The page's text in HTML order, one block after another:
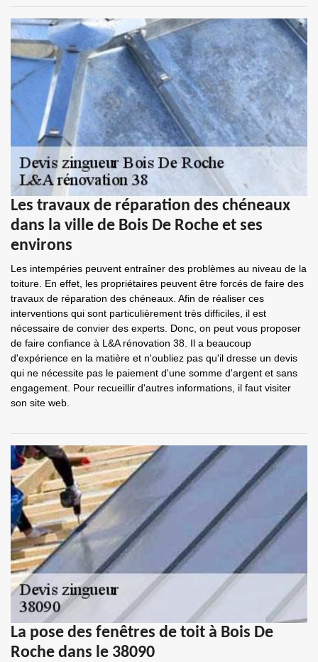
Les travaux de réparation des chéneaux
dans la ville de Bois De Roche et ses
environs
Les intempéries peuvent entraîner des problèmes au niveau de la
toiture. En effet, les propriétaires peuvent être forcés de faire des
travaux de réparation des chéneaux. Afin de réaliser ces
interventions qui sont particulièrement très difficiles, il est
nécessaire de convier des experts. Donc, on peut vous proposer
de faire confiance à L&A rénovation 38. Il a beaucoup
d'expérience en la matière et n'oubliez pas qu'il dresse un devis
qui ne nécessite pas le paiement d'une somme d'argent et sans
engagement. Pour recueillir d'autres informations, il faut visiter
son site web.
La pose des fenêtres de toit à Bois De
Roche dans le 38090